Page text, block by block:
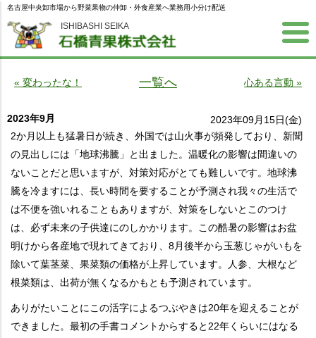
ISHIBASHI SEIKA
名古屋中央卸市場から野菜果物の仲卸・外食産業へ業務用小分け配送
« 変わったな！ 一覧へ 心ある言動 »
2023年9月
2023年09月15日(金)
2か月以上も猛暑日が続き、外国では山火事が頻発しており、新聞
の見出しには「地球沸騰」と出ました。温暖化の影響は間違いの
ないことだと思いますが、対策対応がとても難しいです。地球沸
騰を冷ますには、長い時間を要することが予測され我々の生活で
は不便を強いれることもありますが、対策をしないとこのつけ
は、必ず未来の子供達にのしかかります。この酷暑の影響はお盆
明けから各産地で現れてきており、8月後半から玉葱じゃがいもを
除いて葉茎菜、果菜類の価格が上昇しています。人参、大根など
根菜類は、出荷が無くなるかもとも予測されています。
ありがたいことにこの活字によるつぶやきは20年を迎えることが
できました。最初の手書コメントからすると22年くらいにはなる